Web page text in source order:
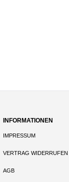
INFORMATIONEN
IMPRESSUM
VERTRAG WIDERRUFEN
AGB